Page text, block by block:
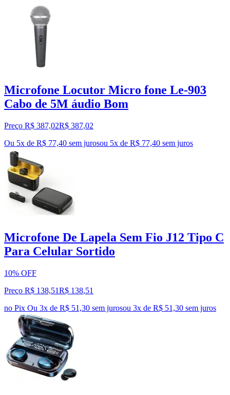
Microfone Locutor Micro fone Le-903
Cabo de 5M áudio Bom
Preço R$ 387,02R$ 387,02
Ou 5x de R$ 77,40 sem jurosou 5x de R$ 77,40 sem juros
Microfone De Lapela Sem Fio J12 Tipo C
Para Celular Sortido
10% OFF
Preço R$ 138,51R$ 138,51
no Pix Ou 3x de R$ 51,30 sem jurosou 3x de R$ 51,30 sem juros